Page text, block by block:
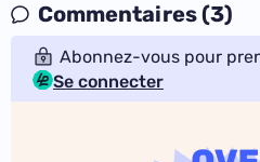
Commentaires (3)
Abonnez-vous pour
Se connecter